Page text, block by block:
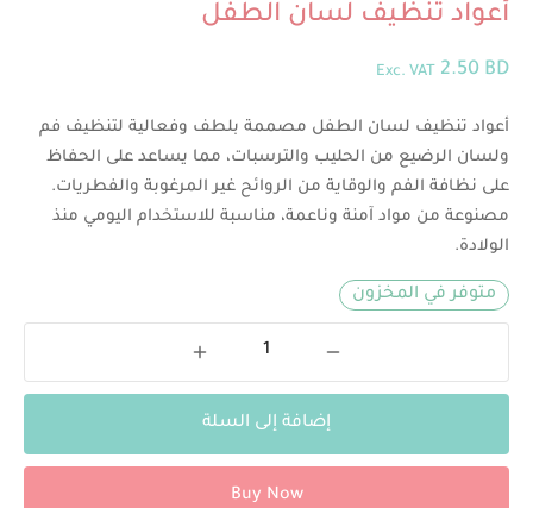
أعواد تنظيف لسان الطفل
2.50 BD
Exc. VAT
أعواد تنظيف لسان الطفل مصممة بلطف وفعالية لتنظيف فم
ولسان الرضيع من الحليب والترسبات، مما يساعد على الحفاظ
على نظافة الفم والوقاية من الروائح غير المرغوبة والفطريات.
مصنوعة من مواد آمنة وناعمة، مناسبة للاستخدام اليومي منذ
الولادة.
متوفر في المخزون
إضافة إلى السلة
Buy Now